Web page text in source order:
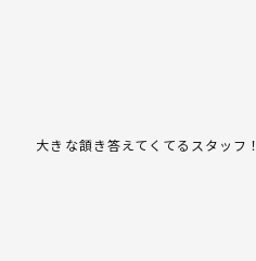
大きな頷き答えてくてるスタッフ！